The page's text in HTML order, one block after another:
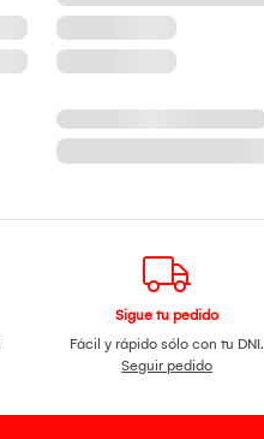
Sigue tu pedido
Fácil y rápido sólo con tu DNI.
Seguir pedido